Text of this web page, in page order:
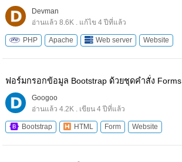
Devman
อ่านแล้ว 8.6K . แก้ไข 4 ปีที่แล้ว
PHP Apache Web server Website
ฟอร์มกรอกข้อมูล Bootstrap ด้วยชุดคำสั่ง Forms
Googoo
อ่านแล้ว 4.2K . เขียน 4 ปีที่แล้ว
Bootstrap HTML Form Website